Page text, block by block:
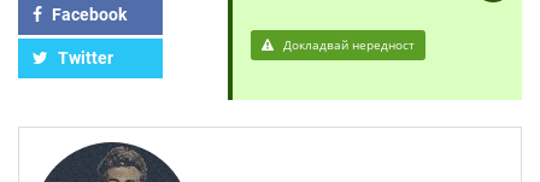
Facebook
Twitter
Докладвай нередност